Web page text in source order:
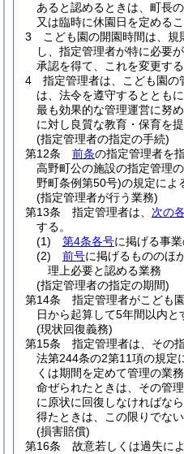
あると認めるときは、町長
又は臨時に休園日を定めるこ
3
こども園の開園時間は、規
し、指定管理者が特に必要
承認を得て、これを変更する
4
指定管理者は、こども園の
は、法令を遵守するととも
最も効果的な管理運営に努
に対し良質な教育・保育を
(指定管理者の指定の手続)
第12条
前条の指定管理者を
高野町公の施設の指定管理
野町条例第50号)の規定によ
(指定管理者が行う業務)
第13条
指定管理者は、 次の
する。
(1)
第4条各号に掲げる事
(2)
前号に掲げるもののほ
理上必要と認める業務
(指定管理者の指定の期間)
第14条
指定管理者がこども
日から起算して5年間以内と
(現状回復義務)
第15条
指定管理者は、その
法第244条の2第11項の規定
くは期間を定めて管理の業
命ぜられたときは、その管
に原状に回復しなければなら
得たときは、この限りでない
(損害賠償)
第16条
故意若しくは過失に